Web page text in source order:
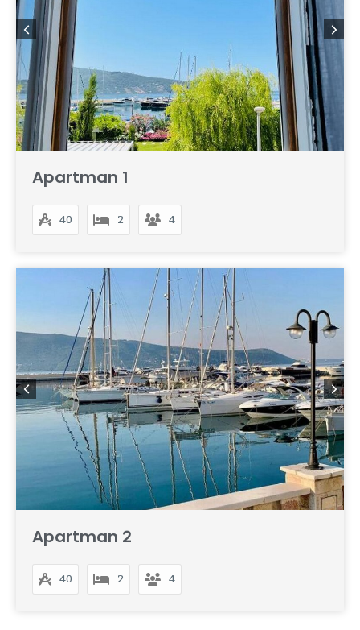
Apartman 1
40 2 4
Apartman 2
40 2 4